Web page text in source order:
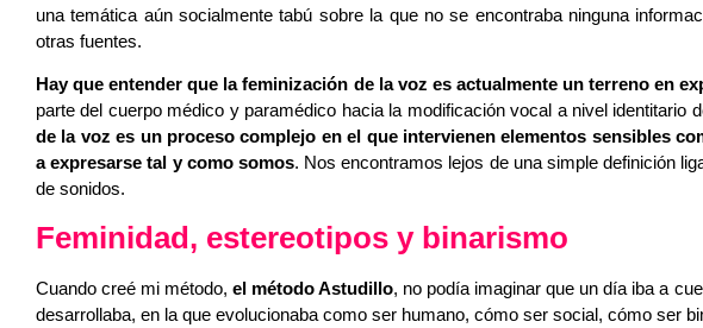
una temática aún socialmente tabú sobre la que no se encontraba ninguna
otras fuentes.
Hay que entender que la feminización de la voz es actualmente un terreno en
parte del cuerpo médico y paramédico hacia la modificación vocal a nivel identitario
de la voz es un proceso complejo en el que intervienen elementos sensibles
a expresarse tal y como somos. Nos encontramos lejos de una simple definición
de sonidos.
Feminidad, estereotipos y binarismo
Cuando creé mi método,el método Astudillo, no podía imaginar que un día iba a
desarrollaba, en la que evolucionaba como ser humano, cómo ser social, cómo ser